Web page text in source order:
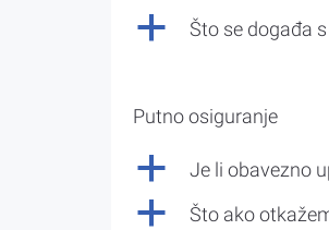
a Što se događa
Putno osiguranje
a Je li obavezno
a Što ako